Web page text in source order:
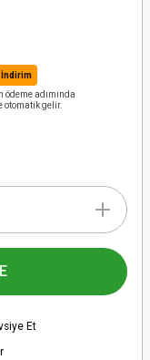
İndirim
ödeme adımında
otomatik gelir.
Et